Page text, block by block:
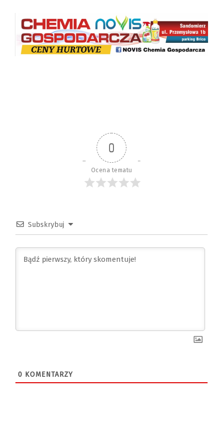
0
Ocena tematu
Subskrybuj
0 KOMENTARZY